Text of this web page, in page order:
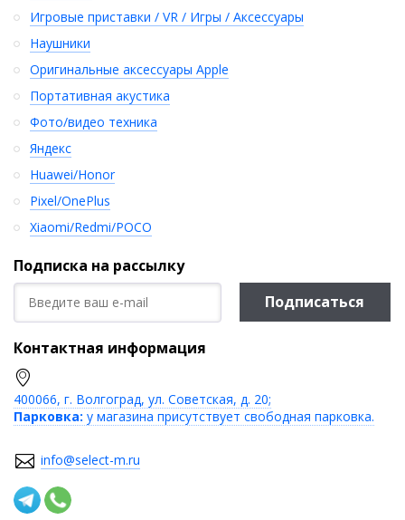
Игровые приставки / VR / Игры / Аксессуары
Наушники
Оригинальные аксессуары Apple
Портативная акустика
Фото/видео техника
Яндекс
Huawei/Honor
Pixel/OnePlus
Xiaomi/Redmi/POCO
Подписка на рассылку
Подписаться
Контактная информация
400066, г. Волгоград, ул. Советская, д. 20;
Парковка: у магазина присутствует свободная парковка.
info@select-m.ru